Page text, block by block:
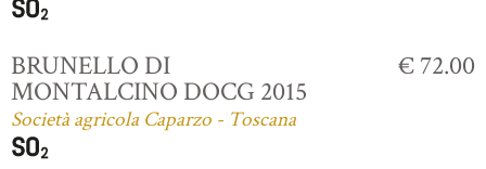
BRUNELLO DI
MONTALCINO DOCG 2015
Società agricola Caparzo - Toscana
€ 72.00